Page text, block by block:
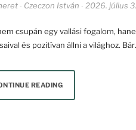
- Czeczon István - 2026. július 3.
csupán egy vallási fogalom,
és pozitívan állni a világhoz.
READING